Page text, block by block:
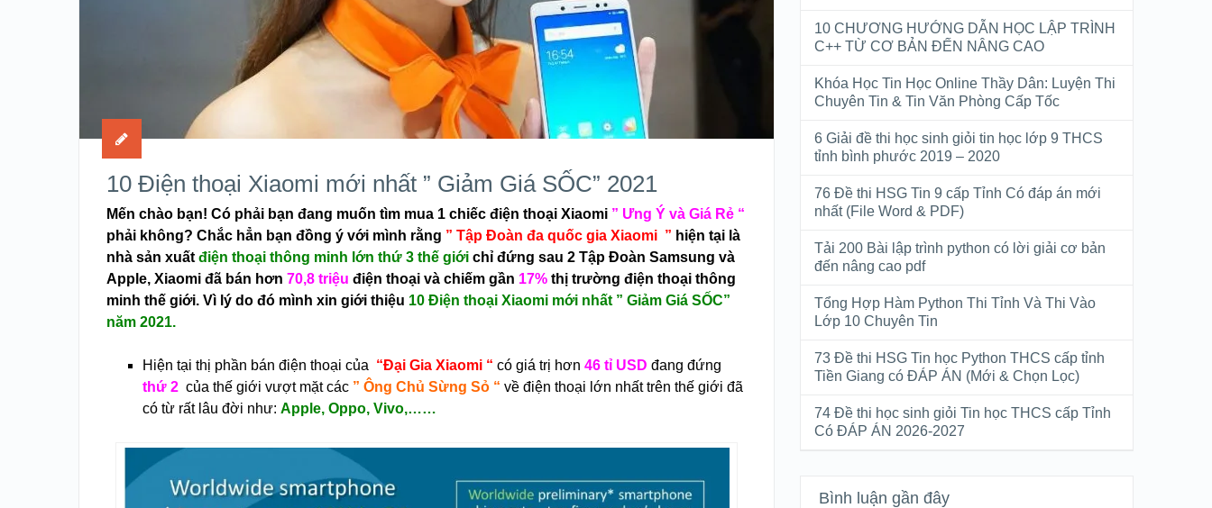
10 Điện thoại Xiaomi mới nhất ” Giảm Giá SỐC” 2021
Mến chào bạn! Có phải bạn đang muốn tìm mua 1 chiếc điện thoại Xiaomi ” Ưng Ý và Giá Rẻ “
phải không? Chắc hẳn bạn đồng ý với mình rằng ” Tập Đoàn đa quốc gia Xiaomi ” hiện tại là
nhà sản xuấtđiện thoại thông minh lớn thứ 3 thế giớichỉ đứng sau 2 Tập Đoàn Samsung và
Apple, Xiaomi đã bán hơn70,8 triệu điện thoại vàchiếm gần 17% thị trường điện thoại thông
minh thế giới. Vì lý do đó mình xin giới thiệu 10 Điện thoại Xiaomi mới nhất ” Giảm Giá SỐC”
năm 2021.
Hiện tại thị phần bán điện thoại của “Đại Gia Xiaomi “ có giá trị hơn46 tỉ USD đang đứng
thứ 2 của thế giới vượt mặt các ” Ông Chủ Sừng Sỏ “ về điện thoại lớn nhất trên thế giới đã
có từ rất lâu đời như:Apple, Oppo, Vivo,……
10 CHƯƠNG HƯỚNG DẪN HỌC LẬP TRÌNH
C++ TỪ CƠ BẢN ĐẾN NÂNG CAO
Khóa Học Tin Học Online Thầy Dân: Luyện Thi
Chuyên Tin & Tin Văn Phòng Cấp Tốc
6 Giải đề thi học sinh giỏi tin học lớp 9 THCS
tỉnh bình phước 2019 – 2020
76 Đề thi HSG Tin 9 cấp Tỉnh Có đáp án mới
nhất (File Word & PDF)
Tải 200 Bài lập trình python có lời giải cơ bản
đến nâng cao pdf
Tổng Hợp Hàm Python Thi Tỉnh Và Thi Vào
Lớp 10 Chuyên Tin
73 Đề thi HSG Tin học Python THCS cấp tỉnh
Tiền Giang có ĐÁP ÁN (Mới & Chọn Lọc)
74 Đề thi học sinh giỏi Tin học THCS cấp Tỉnh
Có ĐÁP ÁN 2026-2027
Bình luận gần đây